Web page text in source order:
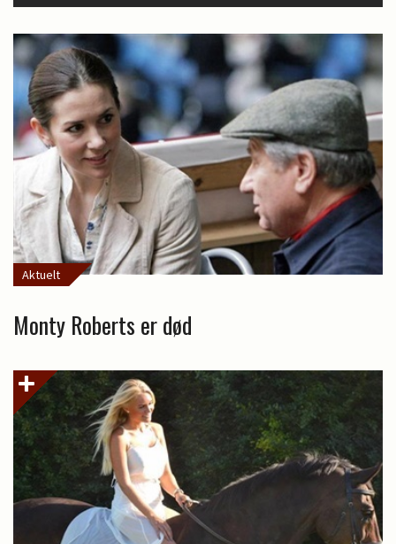
Aktuelt
Monty Roberts er død